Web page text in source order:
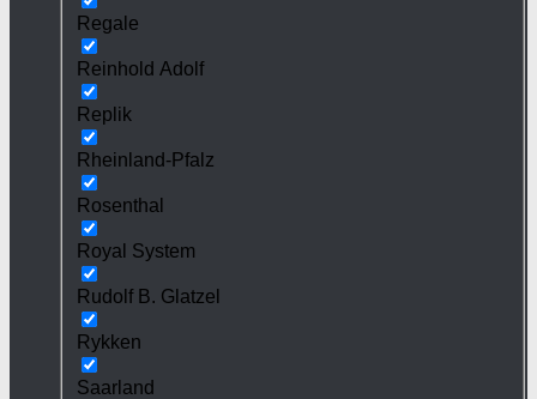
Regale
Reinhold Adolf
Replik
Rheinland-Pfalz
Rosenthal
Royal System
Rudolf B. Glatzel
Rykken
Saarland